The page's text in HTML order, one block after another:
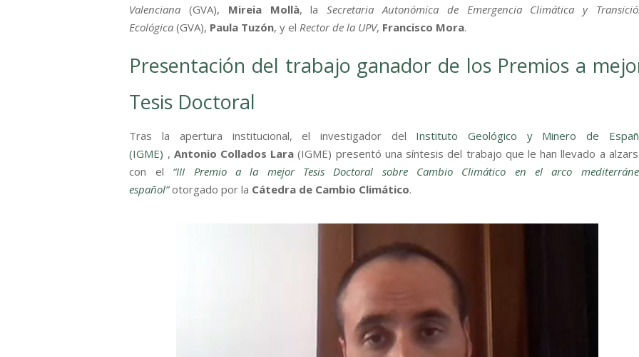
Valenciana (GVA), Mireia Mollà, laSecretaria Autonómica de Emergencia Climática y
Ecológica (GVA), Paula Tuzón, y elRector de la UPV, Francisco Mora.
Presentación del trabajo ganador de los Premios a
Tesis Doctoral
Tras la apertura institucional, el investigador del Instituto Geológico y Minero de
(IGME) , Antonio Collados Lara (IGME) presentó una síntesis del trabajo que le han llevado a
con el “III Premio a la mejor Tesis Doctoral sobre Cambio Climático en el arco
español”otorgado por la Cátedra de Cambio Climático.